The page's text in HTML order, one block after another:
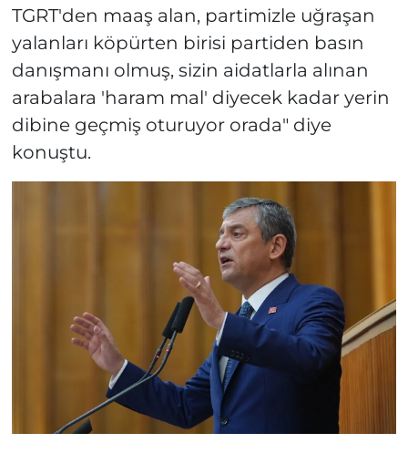
TGRT'den maaş alan, partimizle uğraşan
yalanları köpürten birisi partiden basın
danışmanı olmuş, sizin aidatlarla alınan
arabalara 'haram mal' diyecek kadar yerin
dibine geçmiş oturuyor orada" diye
konuştu.